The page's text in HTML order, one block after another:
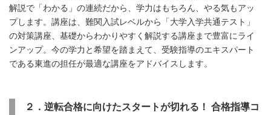
解説で「わかる」の連続だから、学力はもちろん、やる気もアッ
プします。講座は、難関入試レベルから「大学入学共通テスト」
の対策講座、基礎からわかりやすく解説する講座まで豊富にライ
ンアップ。今の学力と希望を踏まえて、受験指導のエキスパート
である東進の担任が最適な講座をアドバイスします。
２．逆転合格に向けたスタートが切れる！ 合格指導コ